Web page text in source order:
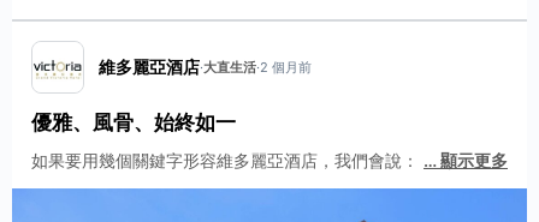
維多麗亞酒店·大直生活·2 個月前
優雅、風骨、始終如一
如果要用幾個關鍵字形容維多麗亞酒店，我們會說： …顯示更多